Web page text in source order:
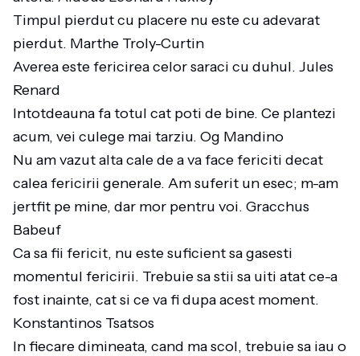
Timpul pierdut cu placere nu este cu adevarat
pierdut. Marthe Troly-Curtin
Averea este fericirea celor saraci cu duhul. Jules
Renard
Intotdeauna fa totul cat poti de bine. Ce plantezi
acum, vei culege mai tarziu. Og Mandino
Nu am vazut alta cale de a va face fericiti decat
calea fericirii generale. Am suferit un esec; m-am
jertfit pe mine, dar mor pentru voi. Gracchus
Babeuf
Ca sa fii fericit, nu este suficient sa gasesti
momentul fericirii. Trebuie sa stii sa uiti atat ce-a
fost inainte, cat si ce va fi dupa acest moment.
Konstantinos Tsatsos
In fiecare dimineata, cand ma scol, trebuie sa iau o